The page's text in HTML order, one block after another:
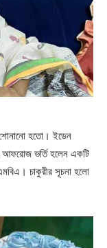
শোনানো হতো। ইডেন
ভর্তি হলেন একটি
চাকুরীর সূচনা হলো